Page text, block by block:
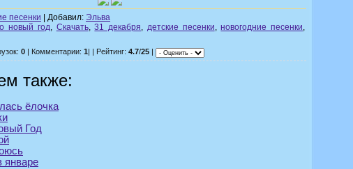
песенки | Добавил: Эльва
новый год, Скачать,31 декабря, детские песенки,новогодние песенки,
0 | Комментарии: 1 | | Рейтинг: 4.7/25
также:
ёлочка
Год
январе